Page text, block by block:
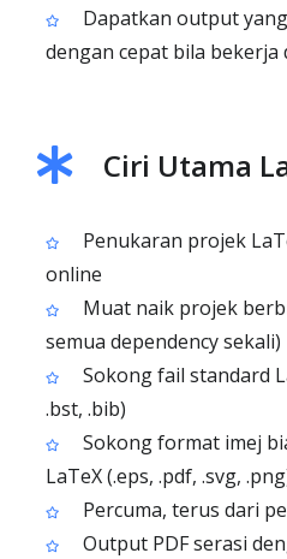
Dapatkan output
dengan cepat bila
Ciri Utama
Penukaran projek
online
Muat naik projek
semua dependency sekali)
Sokong fail standard
.bst, .bib)
Sokong format imej
LaTeX (.eps, .pdf, .svg,
Percuma, terus dari
Output PDF serasi